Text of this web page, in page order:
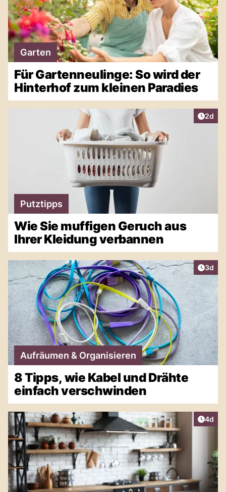
Garten
Für Gartenneulinge: So wird der
Hinterhof zum kleinen Paradies
2d
Putztipps
Wie Sie muffigen Geruch aus
Ihrer Kleidung verbannen
3d
Aufräumen & Organisieren
8 Tipps, wie Kabel und Drähte
einfach verschwinden
4d